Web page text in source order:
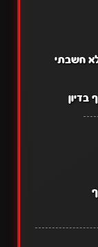
חשבתי